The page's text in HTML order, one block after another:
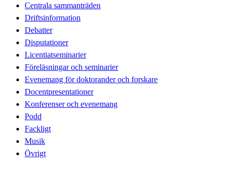
Centrala sammanträden
Driftsinformation
Debatter
Disputationer
Licentiatseminarier
Föreläsningar och seminarier
Evenemang för doktorander och forskare
Docentpresentationer
Konferenser och evenemang
Podd
Fackligt
Musik
Övrigt